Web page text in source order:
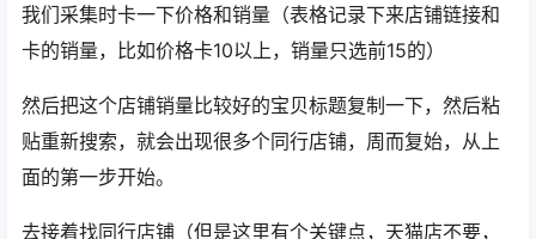
我们采集时卡一下价格和销量（表格记录下来店铺链接和
卡的销量，比如价格卡10以上，销量只选前15的）
然后把这个店铺销量比较好的宝贝标题复制一下，然后粘
贴重新搜索，就会出现很多个同行店铺，周而复始，从上
面的第一步开始。
去接着找同行店铺（但是这里有个关键点，天猫店不要，